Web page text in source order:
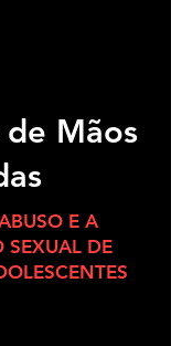
de Mãos
E A
SEXUAL DE